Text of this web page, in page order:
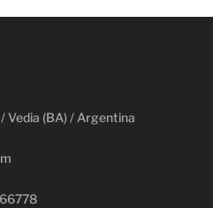
Vedia (BA) / Argentina